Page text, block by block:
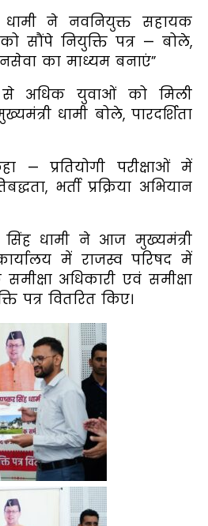
धामी ने नवनियुक्त सहायक
को सौंपे नियुक्ति पत्र — बोले,
का माध्यम बनाएं”
अधिक युवाओं को मिली
धामी बोले, पारदर्शिता
— प्रतियोगी परीक्षाओं में
भर्ती प्रक्रिया अभियान
सिंह धामी ने आज मुख्यमंत्री
में राजस्व परिषद में
अधिकारी एवं समीक्षा
पत्र वितरित किए।